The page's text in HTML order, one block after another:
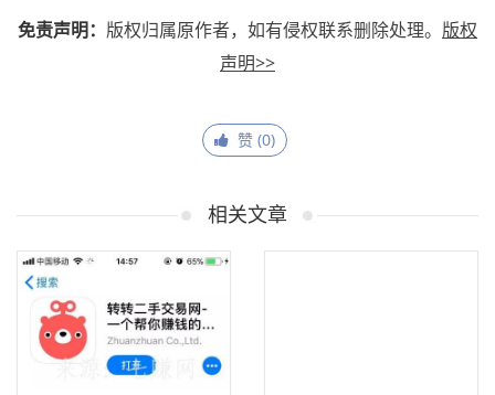
免责声明： 版权归属原作者，如有侵权联系删除处理。 版权
声明>>
赞 (0)
相关文章